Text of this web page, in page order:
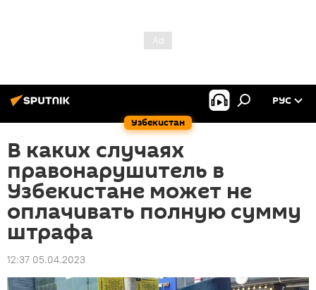
Узбекистан
РУС
В каких случаях
правонарушитель в
Узбекистане может не
оплачивать полную сумму
штрафа
12:37 05.04.2023